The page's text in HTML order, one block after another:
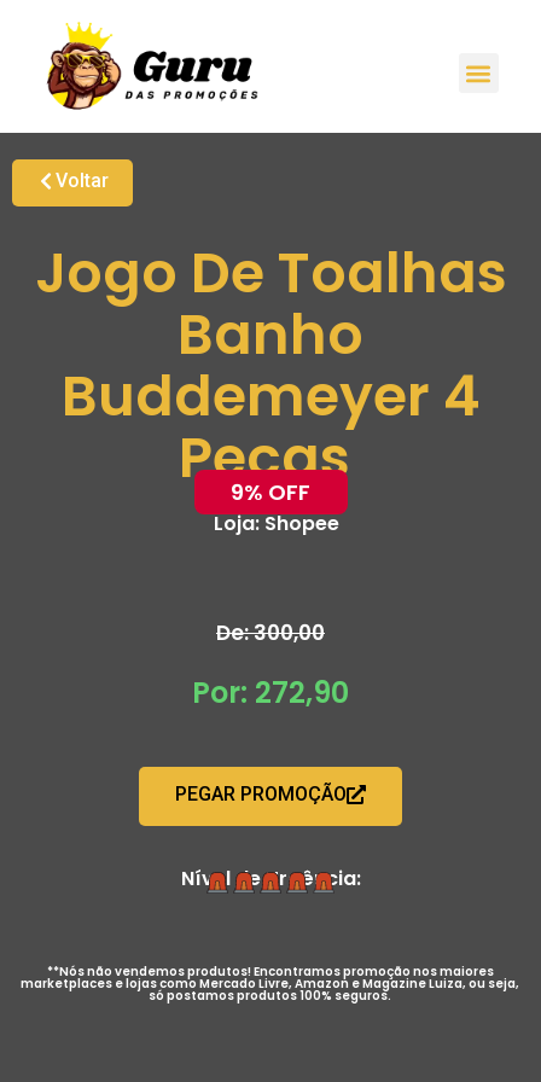
Voltar
Jogo De Toalhas
Banho
Buddemeyer 4
Peças
9% OFF
Loja:Shopee
De: 300,00
Por: 272,90
PEGAR PROMOÇÃO
Nível de Urgência:
**Nós não vendemos produtos! Encontramos promoção nos maiores
marketplaces e lojas como Mercado Livre, Amazon e Magazine Luiza, ou seja,
só postamos produtos 100% seguros.